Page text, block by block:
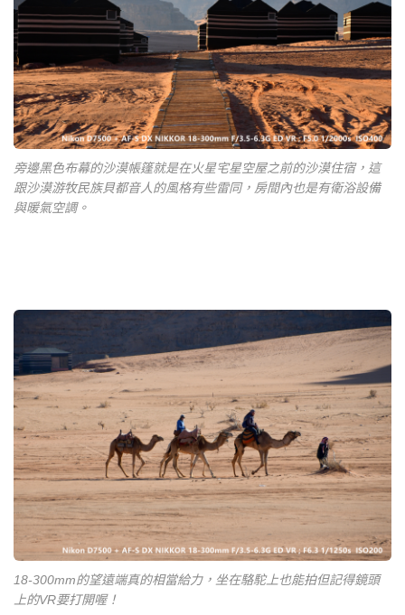
旁邊黑色布幕的沙漠帳篷就是在火星宅星空屋之前的沙漠住宿，這
跟沙漠游牧民族貝都音人的風格有些雷同，房間內也是有衛浴設備
與暖氣空調。
18-300mm的望遠端真的相當給力，坐在駱駝上也能拍但記得鏡頭
上的VR要打開喔！